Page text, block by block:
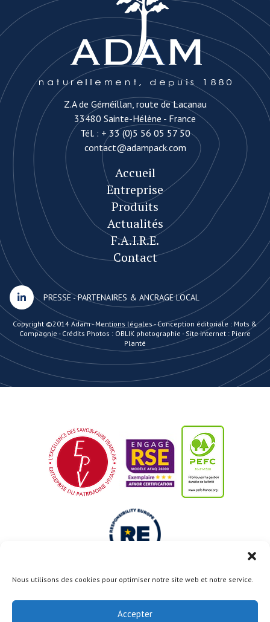
Nous utilisons des cookies pour optimiser notre site web et notre service.
Accepter
Z.A de Géméillan, route de Lacanau
33480 Sainte-Hélène - France
Tél. : + 33 (0)5 56 05 57 50
contact@adampack.com
Accueil
Entreprise
Produits
Actualités
F.A.I.R.E.
Contact
PRESSE-PARTENAIRES & ANCRAGE LOCAL
Copyright ©2014 Adam -Mentions légales-Conception éditoriale : Mots &
Compagnie - Crédits Photos : OBLIK photographie - Site internet : Pierre
Planté
Régional